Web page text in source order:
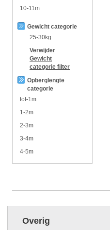
10-11m
Gewicht categorie
25-30kg
Verwijder
Gewicht
categorie filter
Opberglengte
categorie
tot-1m
1-2m
2-3m
3-4m
4-5m
Overig